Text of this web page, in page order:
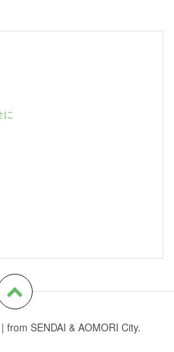
に
| from SENDAI & AOMORI City.